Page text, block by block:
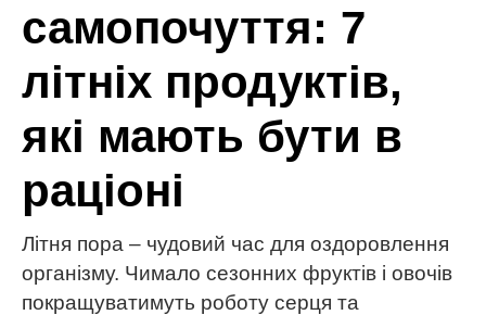
самопочуття: 7
літніх продуктів,
які мають бути в
раціоні
Літня пора – чудовий час для оздоровлення
організму. Чимало сезонних фруктів і овочів
покращуватимуть роботу серця та